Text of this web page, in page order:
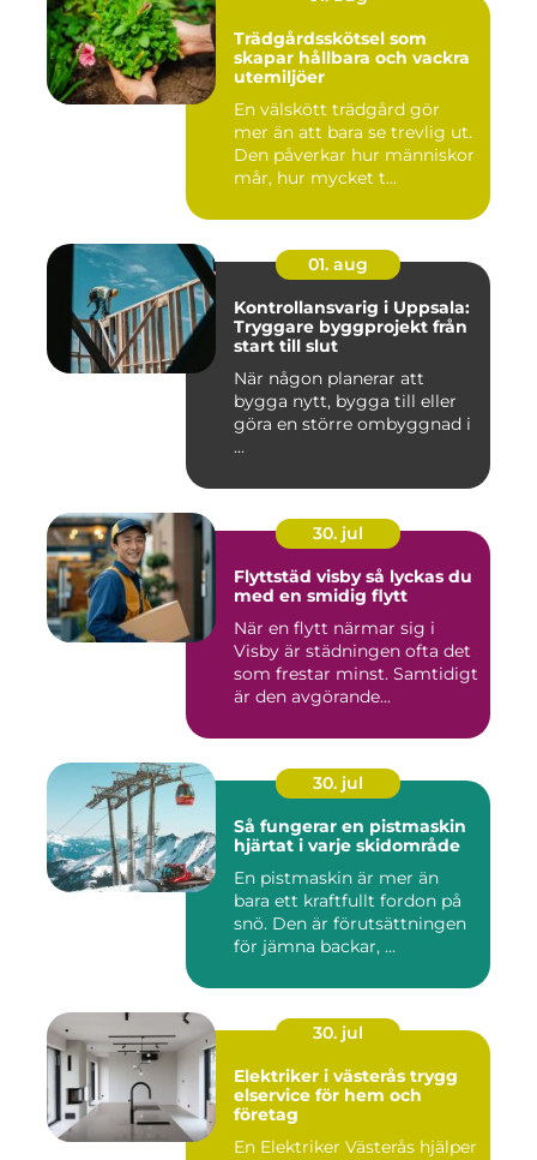
Trädgårdsskötsel som
skapar hållbara och vackra
utemiljöer
En välskött trädgård gör
mer än att bara se trevlig ut.
Den påverkar hur människor
mår, hur mycket t...
01. aug
Kontrollansvarig i Uppsala:
Tryggare byggprojekt från
start till slut
När någon planerar att
bygga nytt, bygga till eller
göra en större ombyggnad i
...
30. jul
Flyttstäd visby så lyckas du
med en smidig flytt
När en flytt närmar sig i
Visby är städningen ofta det
som frestar minst. Samtidigt
är den avgörande...
30. jul
Så fungerar en pistmaskin
hjärtat i varje skidområde
En pistmaskin är mer än
bara ett kraftfullt fordon på
snö. Den är förutsättningen
för jämna backar, ...
30. jul
Elektriker i västerås trygg
elservice för hem och
företag
En Elektriker Västerås hjälper